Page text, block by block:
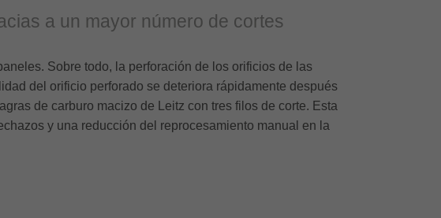
a un mayor número de cortes
Sobre todo, la perforación de los orificios de las
del orificio perforado se deteriora rápidamente después
de carburo macizo de Leitz con tres filos de corte. Esta
y una reducción del reprocesamiento manual en la